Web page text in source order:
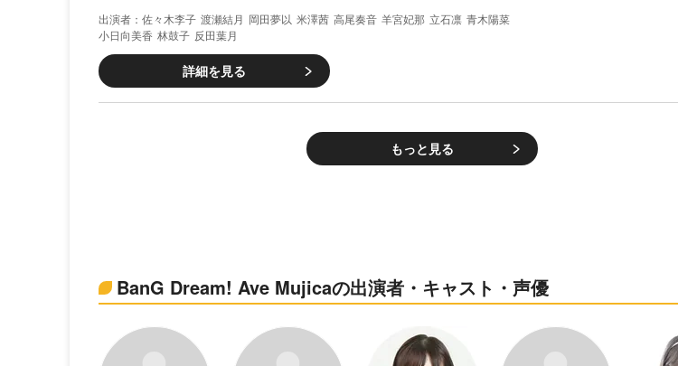
佐々木李子 渡瀬結月 岡田夢以 米澤茜 高尾奏音 羊宮妃那 立石凛 青木陽菜
小日向美香 林鼓子 反田葉月
詳細を見る
もっと見る
BanG Dream! Ave Mujicaの出演者・キャスト・声優